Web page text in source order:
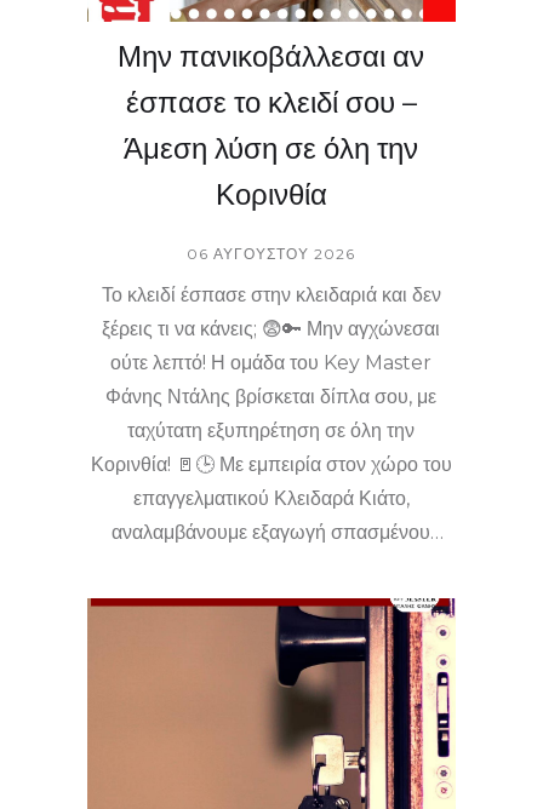
Μην πανικοβάλλεσαι αν
έσπασε το κλειδί σου –
Άμεση λύση σε όλη την
Κορινθία
06 ΑΥΓΟΎΣΤΟΥ 2026
Το κλειδί έσπασε στην κλειδαριά και δεν
ξέρεις τι να κάνεις; 😨🔑 Μην αγχώνεσαι
ούτε λεπτό! Η ομάδα του Key Master
Φάνης Ντάλης βρίσκεται δίπλα σου, με
ταχύτατη εξυπηρέτηση σε όλη την
Κορινθία! 🚪🕒 Με εμπειρία στον χώρο του
επαγγελματικού Κλειδαρά Κιάτο,
αναλαμβάνουμε εξαγωγή σπασμένου
χρόνο ρεκόρ. 🚙🏠🔧 Ό,τι ώρα και αν
συμβεί, είμαστε το πρώτο σου τηλέφωνο!
Καλέστε μας τώρα για άμεση επέμβαση και
λύση χωρίς άγχος! 📲😊